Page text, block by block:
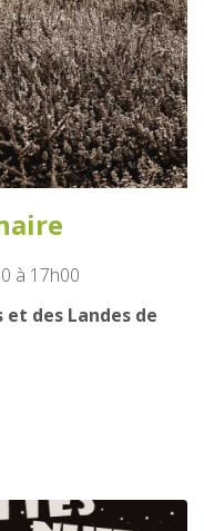
à 17h00
et des Landes de